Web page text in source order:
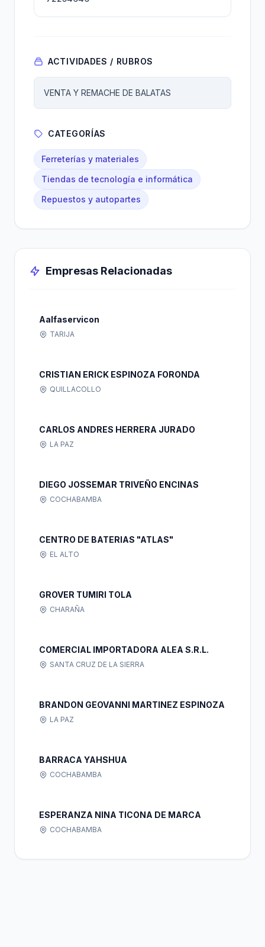
ACTIVIDADES / RUBROS
VENTA Y REMACHE DE BALATAS
CATEGORÍAS
Ferreterías y materiales
Tiendas de tecnología e informática
Repuestos y autopartes
Empresas Relacionadas
Aalfaservicon
TARIJA
CRISTIAN ERICK ESPINOZA FORONDA
QUILLACOLLO
CARLOS ANDRES HERRERA JURADO
LA PAZ
DIEGO JOSSEMAR TRIVEÑO ENCINAS
COCHABAMBA
CENTRO DE BATERIAS "ATLAS"
EL ALTO
GROVER TUMIRI TOLA
CHARAÑA
COMERCIAL IMPORTADORA ALEA S.R.L.
SANTA CRUZ DE LA SIERRA
BRANDON GEOVANNI MARTINEZ ESPINOZA
LA PAZ
BARRACA YAHSHUA
COCHABAMBA
ESPERANZA NINA TICONA DE MARCA
COCHABAMBA